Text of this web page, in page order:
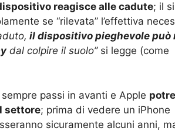
reagisce alle cadute; il
se “rilevata” l’effettiva
il dispositivo pieghevole può
dal colpire il suolo”si legge (come
passi in avanti e Apple
settore; prima di vedere un iPhone
sicuramente alcuni anni,